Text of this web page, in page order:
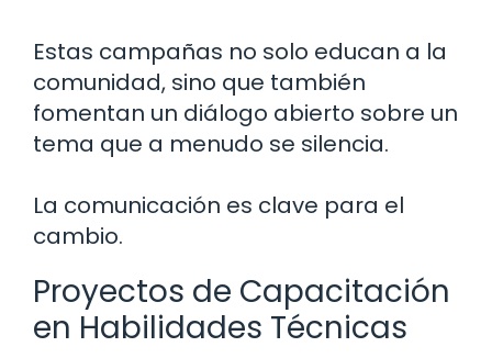
Estas campañas no solo educan a la
comunidad, sino que también
fomentan un diálogo abierto sobre un
tema que a menudo se silencia.
La comunicación es clave para el
cambio.
Proyectos de Capacitación
en Habilidades Técnicas